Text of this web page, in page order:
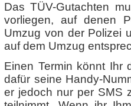
Das TÜV-Gutachten
vorliegen, auf denen
Umzug von der Polizei
auf dem Umzug
Einen Termin könnt Ihr
dafür seine Handy-
er jedoch nur per SMS